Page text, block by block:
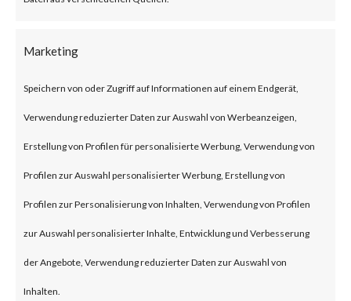
Marketing
Speichern von oder Zugriff auf Informationen auf einem Endgerät,
Verwendung reduzierter Daten zur Auswahl von Werbeanzeigen,
Erstellung von Profilen für personalisierte Werbung, Verwendung von
Profilen zur Auswahl personalisierter Werbung, Erstellung von
Profilen zur Personalisierung von Inhalten, Verwendung von Profilen
zur Auswahl personalisierter Inhalte, Entwicklung und Verbesserung
der Angebote, Verwendung reduzierter Daten zur Auswahl von
Inhalten.
security flaw in the Exchange
Server. Tracked as CVE-2024-
21410, the issue has been
described as a privilege
escalation vulnerability. This
security flaw can let remote
unauthenticated threat actors
escalate privileges in NTLM
relay attacks against vulnerable